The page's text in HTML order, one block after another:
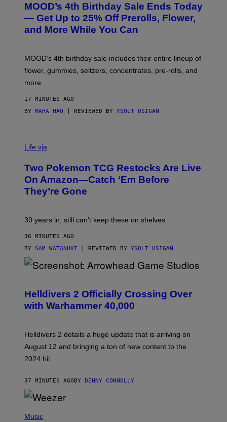
T
Y
O
O
D
MOOD’s 4th Birthday Sale Ends Today
— Get Up to 25% Off Prerolls, Flower,
and More While You Can
MOOD’s 4th birthday sale includes their entire lineup of
flower, gummies, seltzers, concentrates, pre-rolls, and
more.
17 MINUTES AGO
BY MAHA HAQ | REVIEWED BY YSOLT USIGAN
Life via
Two Pokemon TCG Restocks Are Live
On Amazon—Catch ‘Em Before
They’re Gone
30 years in, still can’t keep these on shelves.
36 MINUTES AGO
BY SAM WATANUKI | REVIEWED BY YSOLT USIGAN
R
E
E
O
T
:
A
O
W
H
D
Helldivers 2 Officially Crossing Over
with Warhammer 40,000
Helldivers 2 details a huge update that is arriving on
August 12 and bringing a ton of new content to the
2024 hit.
37 MINUTES AGOBY DENNY CONNOLLY
HMusic